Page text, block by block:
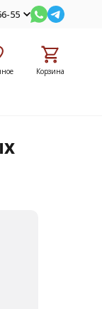
55
Корзина